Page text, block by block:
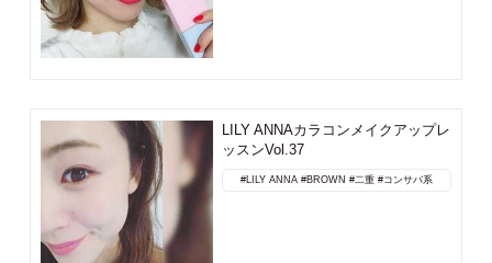
LILY ANNAカラコンメイクアップレ
ッスンVol.37
#LILY ANNA #BROWN #二重 #コンサバ系